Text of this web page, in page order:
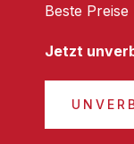
Beste
Jetzt